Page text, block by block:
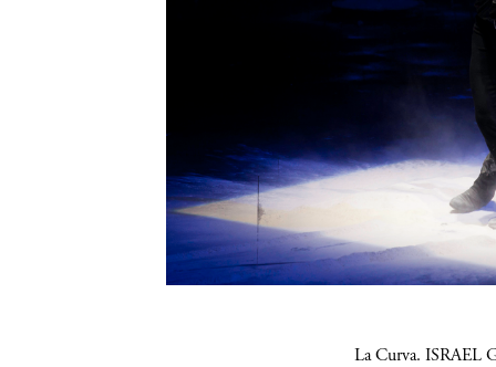
La Curva. ISRAEL